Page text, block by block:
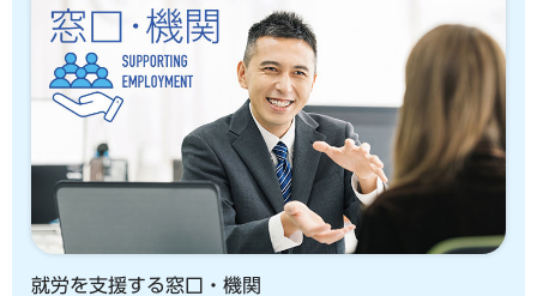
就労を支援する窓口・機関